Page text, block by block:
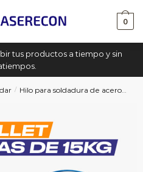
0
tus productos a tiempo y sin
/ Hilo para soldadura de acero